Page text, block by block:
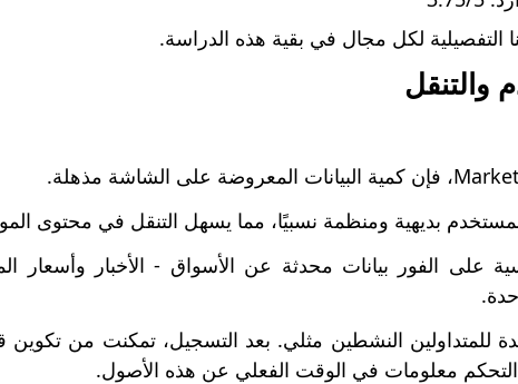
التفصيلية لكل مجال في بقية هذه الدراسة.
والتنقل
بديهية ومنظمة نسبيًا، مما يسهل التنقل في محتوى
على الفور بيانات محدثة عن الأسواق - الأخبار وأسعار
للمتداولين النشطين مثلي. بعد التسجيل، تمكنت من تكوين
التحكم معلومات في الوقت الفعلي عن هذه الأصول.